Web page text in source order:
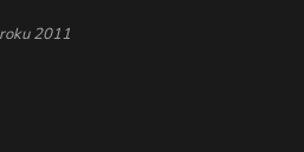
2011